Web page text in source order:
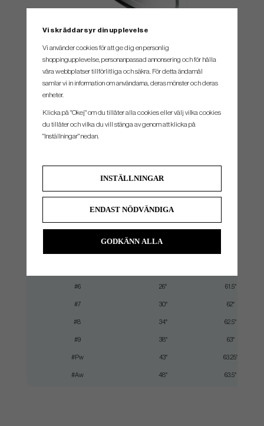
Incredibly Consistent Ball Speed, Spin, and DispersionThe Apex
Ai200 achieves incredible consistency through the Ai Smart Face. Using real golfer swing
data combined with artificial intelligence, the Ai Smart Face generates outstanding speed
SPEC.
#6 26° 61.5°
#7 30° 62°
#8 34° 62.5°
#9 38° 63°
#Pw 43° 63.25°
#Aw 48° 63.5°
Vi skräddarsyr din upplevelse
Vi använder cookies för att ge dig en personlig
shoppingupplevelse, personanpassad annonsering och för hålla
våra webbplatser tillförlitliga och säkra. För detta ändamål
samlar vi in information om användarna, deras mönster och deras
enheter.
Klicka på "Okej" om du tillåter alla cookies eller välj vilka cookies
du tillåter och vilka du vill stänga av genom att klicka på
"Inställningar" nedan.
INSTÄLLNINGAR
ENDAST NÖDVÄNDIGA
GODKÄNN ALLA